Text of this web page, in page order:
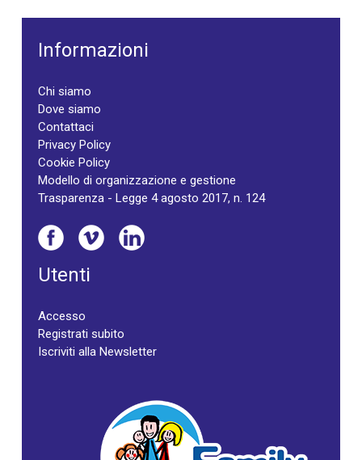
Informazioni
Chi siamo
Dove siamo
Contattaci
Privacy Policy
Cookie Policy
Modello di organizzazione e gestione
Trasparenza - Legge 4 agosto 2017, n. 124
Utenti
Accesso
Registrati subito
Iscriviti alla Newsletter